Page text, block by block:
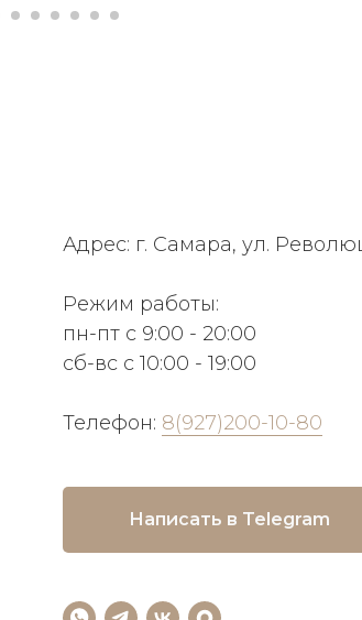
Адрес: г. Самара, ул.
Режим работы:
пн-пт с 9:00 - 20:00
сб-вс с 10:00 - 19:00
Телефон: 8(927)200-10-80
Написать в Telegram